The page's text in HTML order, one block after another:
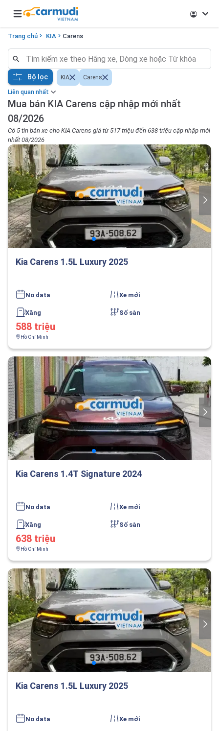
Open main menu
Trang chủ KIA Carens
Liên quan nhất
Mua bán KIA Carens cập nhập mới nhất
08/2026
Có 5 tin bán xe cho KIA Carens giá từ 517 triệu đến 638 triệu cập nhập mới
nhất 08/2026
Bộ lọc KIA Carens
Kia Carens 1.5L Luxury 2025
No data Xe mới
Xăng Số sàn
588 triệu
Hồ Chí Minh
Kia Carens 1.4T Signature 2024
No data Xe mới
Xăng Số sàn
638 triệu
Hồ Chí Minh
Kia Carens 1.5L Luxury 2025
No data Xe mới